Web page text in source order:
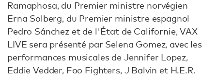
Ramaphosa, du Premier ministre norvégien
Erna Solberg, du Premier ministre espagnol
Pedro Sánchez et de l'État de Californie, VAX
LIVE sera présenté par Selena Gomez, avec les
performances musicales de Jennifer Lopez,
Eddie Vedder, Foo Fighters, J Balvin et H.E.R.